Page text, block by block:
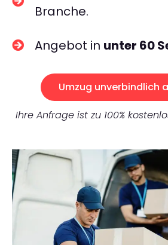
Branche.
Angebot in unter 60
Umzug unverbindlich
Ihre Anfrage ist zu 100%